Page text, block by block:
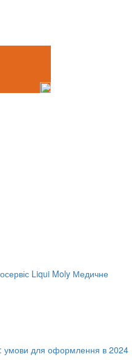
Liqui Moly Медичне
умови для оформлення в 2024